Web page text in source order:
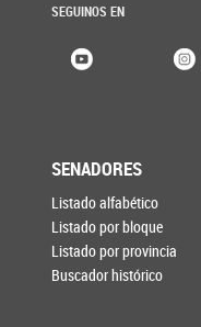
SEGUINOS EN
SENADORES
Listado alfabético
Listado por bloque
Listado por provincia
Buscador histórico